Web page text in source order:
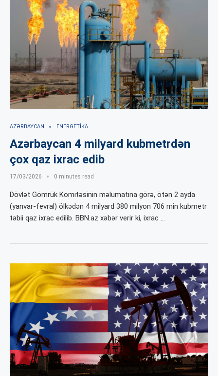
AZƏRBAYCAN ENERGETIKA
Azərbaycan 4 milyard kubmetrdən
çox qaz ixrac edib
17/03/2026 0 minutes read
Dövlət Gömrük Komitəsinin məlumatına görə, ötən 2 ayda
(yanvar-fevral) ölkədən 4 milyard 380 milyon 706 min kubmetr
təbii qaz ixrac edilib. BBN.az xəbər verir ki, ixrac …